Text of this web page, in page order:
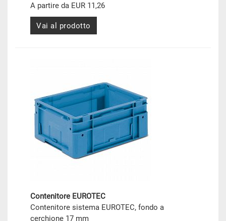
A partire da EUR 11,26
Vai al prodotto
Contenitore EUROTEC
Contenitore sistema EUROTEC, fondo a
cerchione 17 mm